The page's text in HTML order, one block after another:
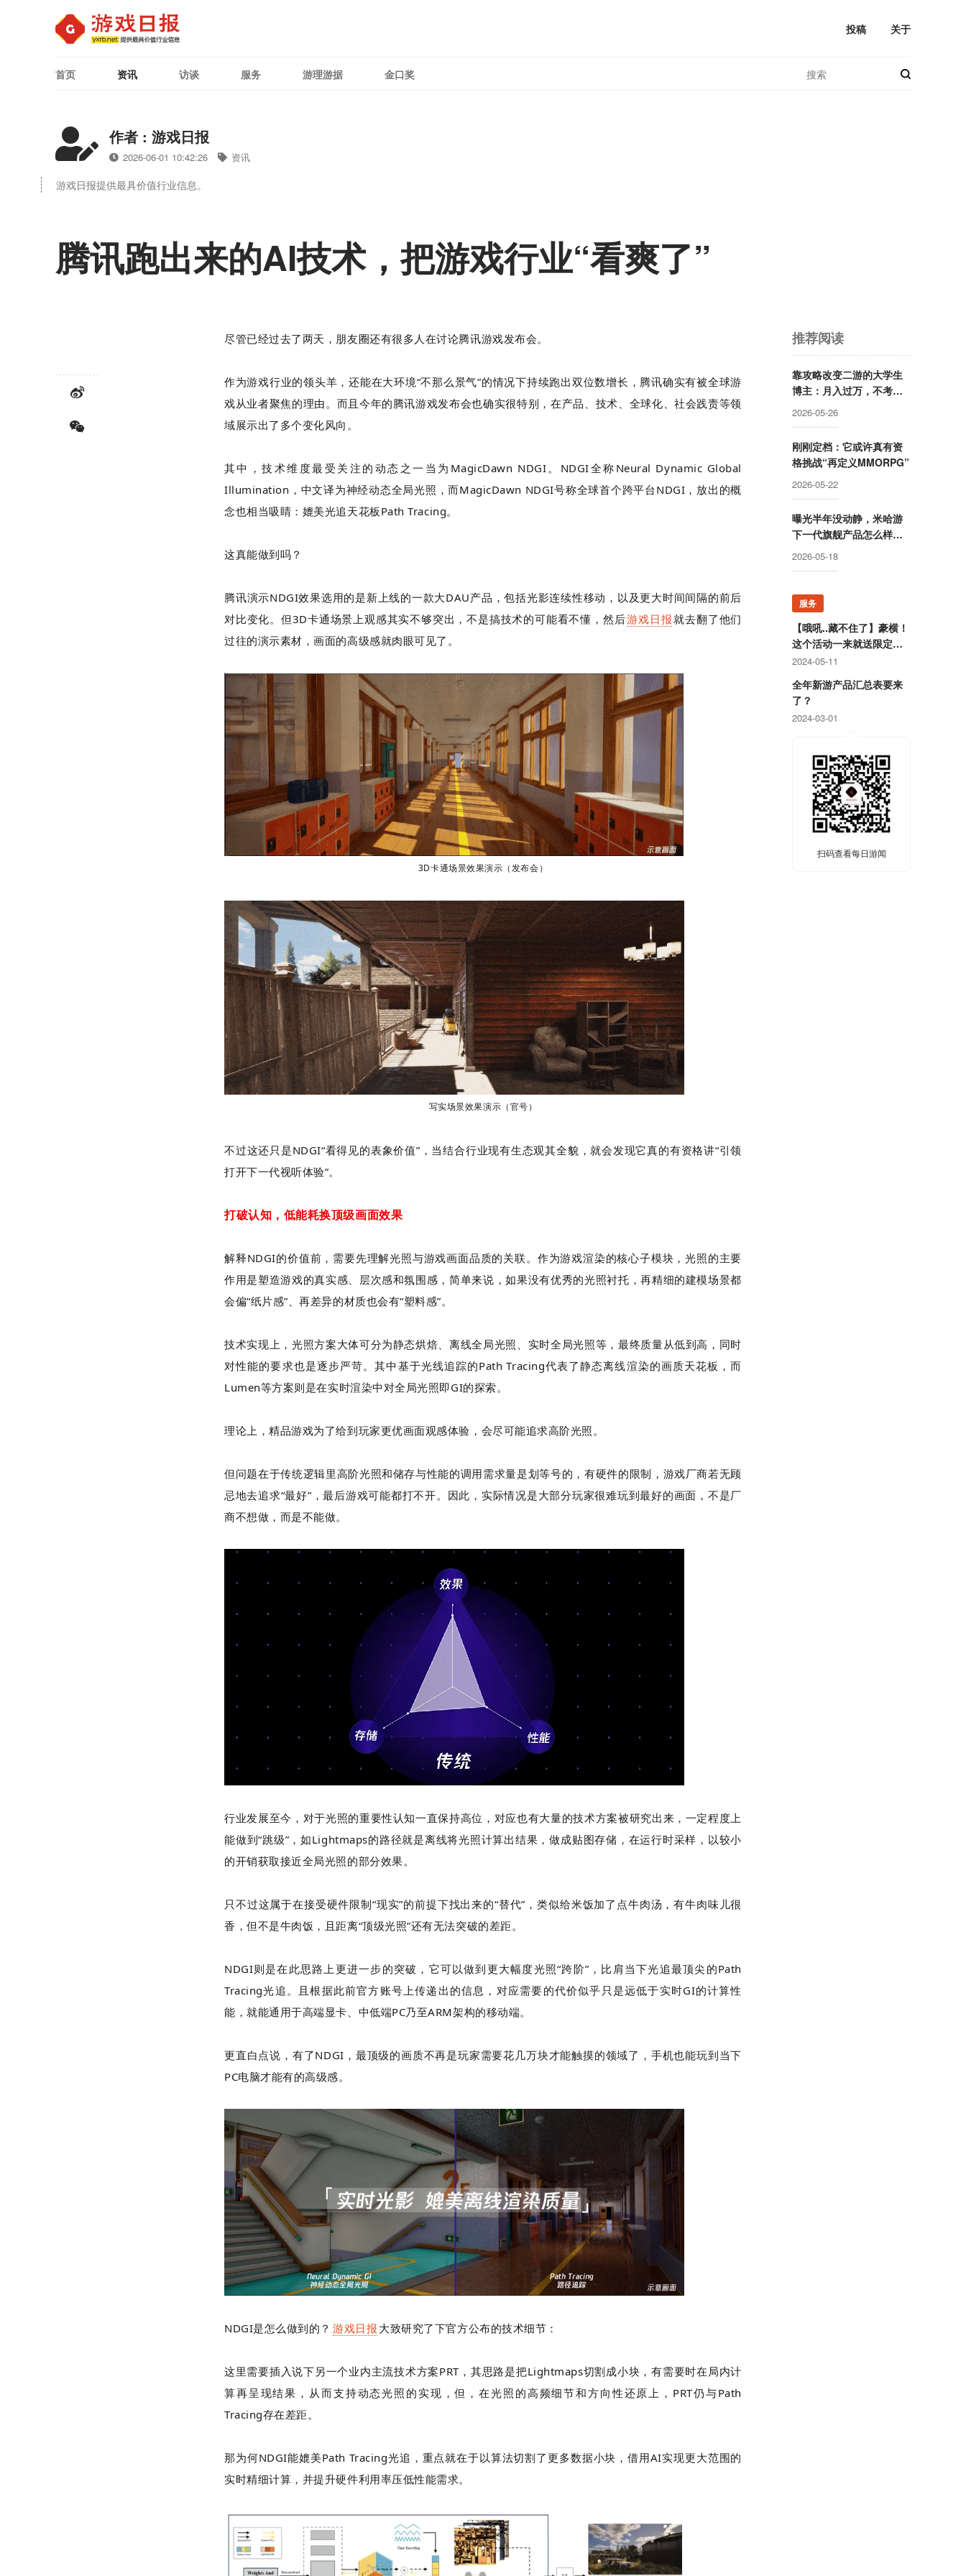
投稿 关于
首页 资讯 访谈 服务 游理游据 金口奖
作者 : 游戏日报
2026-06-01 10:42:26 资讯
游戏日报提供最具价值行业信息。
腾讯跑出来的AI技术，把游戏行业“看爽了”
尽管已经过去了两天，朋友圈还有很多人在讨论腾讯游戏发布会。
作为游戏行业的领头羊，还能在大环境“不那么景气”的情况下持续跑出双位数增长，腾讯确实有被全球游
戏从业者聚焦的理由。而且今年的腾讯游戏发布会也确实很特别，在产品、技术、全球化、社会践责等领
域展示出了多个变化风向。
其中，技术维度最受关注的动态之一当为 MagicDawn NDGI。 NDGI全称 Neural Dynamic Global
Illumination ，中文译为神经动态全局光照，而MagicDawn NDGI号称全球首个跨平台NDGI ，放出的概
念也相当吸睛：媲美光追天花板 Path Tracing。
这真能做到吗？
腾讯演示NDGI效果选用的是新上线的一款大DAU产品，包括光影连续性移动，以及更大时间间隔的前后
对比变化。但3D卡通场景上观感其实不够突出，不是搞技术的可能看不懂，然后游戏日报就去翻了他们
过往的演示素材，画面的高级感就肉眼可见了。
3D卡通场景效果演示（发布会）
写实场景效果演示（官号）
不过这还只是NDGI“看得见的表象价值”，当结合行业现有生态观其全貌，就会发现它真的有资格讲“引领
打开下一代视听体验”。
打破认知，低能耗换顶级画面效果
解释NDGI的价值前，需要先理解光照与游戏画面品质的关联。 作为游戏渲染的核心子模块，光照的主要
作用是塑造游戏的真实感、层次感和氛围感，简单来说，如果没有优秀的光照衬托，再精细的建模场景都
会偏“纸片感”、再差异的材质也会有“塑料感”。
技术实现上，光照方案大体可分为静态烘焙、离线全局光照、实时全局光照等，最终质量从低到高，同时
对性能的要求也是逐步严苛。其中基于光线追踪的Path Tracing代表了静态离线渲染的画质天花板，而
Lumen等方案则是在实时渲染中对全局光照即 GI的探索。
理论上，精品游戏为了给到玩家更优画面观感体验，会尽可能追求高阶光照。
但问题在于传统逻辑里高阶光照和储存与性能的调用需求量是划等号的，有硬件的限制，游戏厂商若无顾
忌地去追求“最好”，最后游戏可能都打不开。因此，实际情况是大部分玩家很难玩到最好的画面，不是厂
商不想做，而是不能做。
行业发展至今，对于光照的重要性认知一直保持高位，对应也有大量的技术方案被研究出来，一定程度上
能做到“跳级”，如Lightmaps的路径就是离线将光照计算出结果，做成贴图存储，在运行时采样，以较小
的开销获取接近全局光照的部分效果。
只不过这属于在接受硬件限制“现实”的前提下找出来的“替代”，类似给米饭加了点牛肉汤，有牛肉味儿很
香，但不是牛肉饭，且距离“顶级光照”还有无法突破的差距。
NDGI则是在此思路上更进一步的突破，它可以做到更大幅度光照“跨阶”，比肩当下光追最顶尖的Path
Tracing光追。且根据此前官方账号上传递出的信息，对应需要的代价似乎只是远低于实时GI的计算性
能，就能通用于高端显卡、中低端PC乃至ARM架构的移动端。
更直白点说，有了NDGI ，最顶级的画质不再是玩家需要花几万块才能触摸的领域了，手机也能玩到当下
PC电脑才能有的高级感。
NDGI是怎么做到的？ 游戏日报 大致研究了下官方公布的技术细节：
这里需要插入说下另一个业内主流技术方案PRT，其思路是把Lightmaps切割成小块，有需要时在局内计
算再呈现结果，从而支持动态光照的实现，但，在光照的高频细节和方向性还原上， PRT仍与Path
Tracing存在差距。
那为何NDGI能媲美Path Tracing光追，重点就在于以算法切割了更多数据小块，借用AI实现更大范围的
实时精细计算，并提升硬件利用率压低性能需求。
推荐阅读
靠攻略改变二游的大学生
博主：月入过万，不考虑
全职
2026-05-26
刚刚定档：它或许真有资
格挑战“再定义MMORPG”
2026-05-22
曝光半年没动静，米哈游
下一代旗舰产品怎么样
了？
2026-05-18
服务
【哦吼..藏不住了】豪横！
这个活动一来就送限定游
戏周边！
2024-05-11
全年新游产品汇总表要来
了？
2024-03-01
扫码查看每日游闻